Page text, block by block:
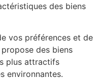
des biens
vos préférences et de
propose des biens
plus attractifs
environnantes.